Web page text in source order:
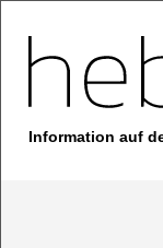
Information auf